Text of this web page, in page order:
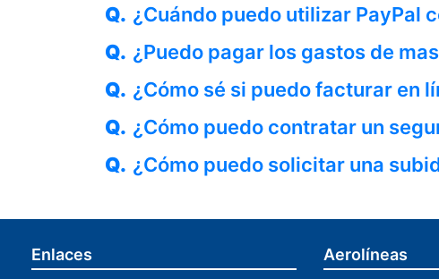
Q. ¿Cuándo puedo utilizar PayPal
Q. ¿Puedo pagar los gastos de
Q. ¿Cómo sé si puedo facturar en
Q. ¿Cómo puedo contratar un
Q. ¿Cómo puedo solicitar una
Enlaces Aerolíneas